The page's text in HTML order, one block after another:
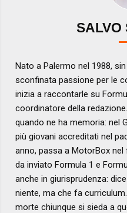
SALVO
Nato a Palermo nel 1988,
sconfinata passione per le
inizia a raccontarle su
coordinatore della
quando ne ha memoria: nel
più giovani accreditati nel
anno, passa a MotorBox
da inviato Formula 1 e
anche in giurisprudenza:
niente, ma che fa
morte chiunque si sieda a